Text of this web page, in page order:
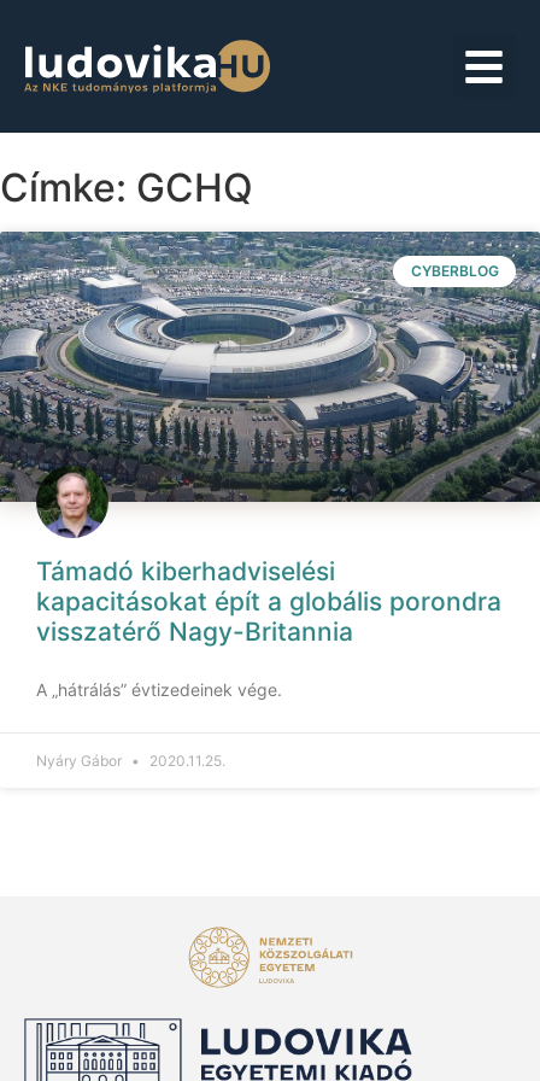
Címke: GCHQ
CYBERBLOG
Támadó kiberhadviselési
kapacitásokat épít a globális porondra
visszatérő Nagy-Britannia
A „hátrálás” évtizedeinek vége.
Nyáry Gábor 2020.11.25.